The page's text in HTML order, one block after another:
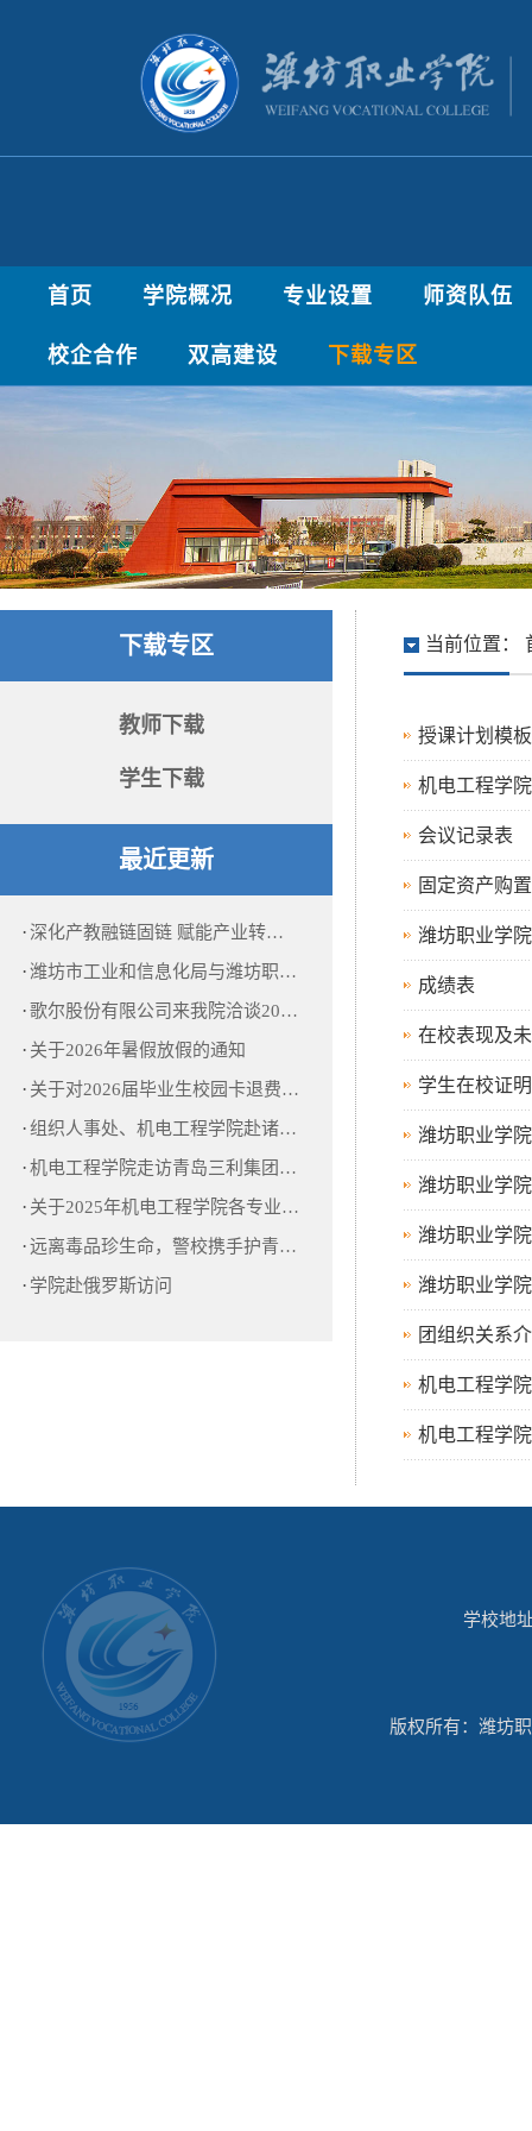
首页 学院概况 专业设置 师资队伍
校企合作 双高建设 下载专区
下载专区
教师下载
学生下载
最近更新
·深化产教融链固链 赋能产业转…
·潍坊市工业和信息化局与潍坊职…
·歌尔股份有限公司来我院洽谈20…
· 关于2026年暑假放假的通知
· 关于对2026届毕业生校园卡退费…
· 组织人事处、机电工程学院赴诸…
·机电工程学院走访青岛三利集团…
· 关于2025年机电工程学院各专业…
·远离毒品珍生命，警校携手护青…
· 学院赴俄罗斯访问
当前位置：
授课计划模板
机电工程学
会议记录表
固定资产购
潍坊职业学
成绩表
在校表现及
学生在校证明
潍坊职业学
潍坊职业学
潍坊职业学
潍坊职业学
团组织关系
机电工程学
机电工程学
学校地
版权所有：潍坊